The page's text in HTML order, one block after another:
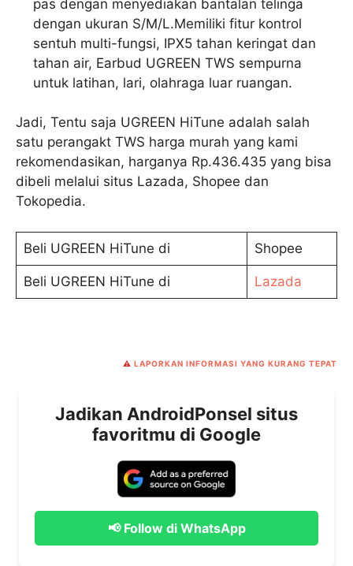
pas dengan menyediakan bantalan telinga
dengan ukuran S/M/L.Memiliki fitur kontrol
sentuh multi-fungsi, IPX5 tahan keringat dan
tahan air, Earbud UGREEN TWS sempurna
untuk latihan, lari, olahraga luar ruangan.
Jadi, Tentu saja UGREEN HiTune adalah salah
satu perangakt TWS harga murah yang kami
rekomendasikan, harganya Rp.436.435 yang bisa
dibeli melalui situs Lazada, Shopee dan
Tokopedia.
Beli UGREEN HiTune di Shopee
Beli UGREEN HiTune di Lazada
⚠️ LAPORKAN INFORMASI YANG KURANG TEPAT
Jadikan AndroidPonsel situs
favoritmu di Google
📢 Follow di WhatsApp